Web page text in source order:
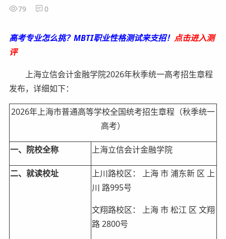
79
0
高考专业怎么挑？MBTI职业性格测试来支招！ 点击进入测
评
上海立信会计金融学院2026年秋季统一高考招生章程
发布，详细如下：
2026年上海市普通高等学校全国统考招生章程（秋季统一
高考）
一、院校全称 上海立信会计金融学院
二、就读校址
上川路校区： 上海 市 浦东新 区 上
川 路995号
文翔路校区： 上海 市 松江 区 文翔
路 2800号